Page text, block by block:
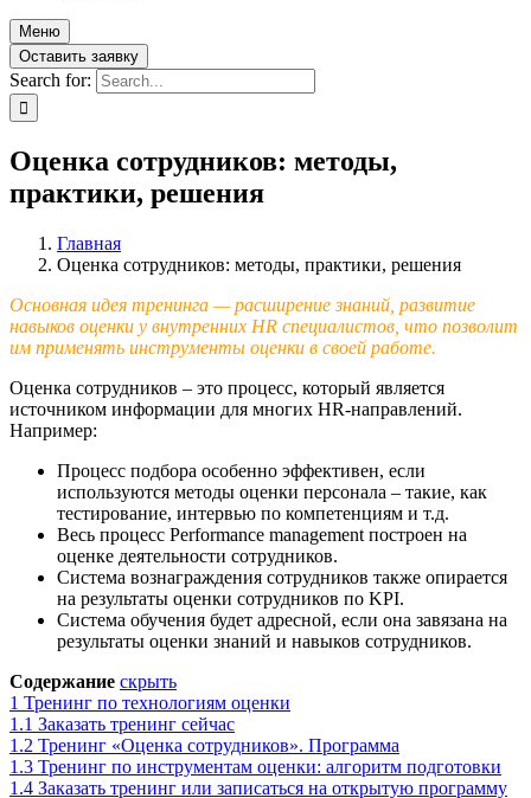
Меню
Оставить заявку
Search for:
Оценка сотрудников: методы,
практики, решения
Главная
Оценка сотрудников: методы, практики, решения
Основная идея тренинга — расширение знаний, развитие
навыков оценки у внутренних HR специалистов, что позволит
им применять инструменты оценки в своей работе.
Оценка сотрудников – это процесс, который является
источником информации для многих HR-направлений.
Например:
Процесс подбора особенно эффективен, если
используются методы оценки персонала – такие, как
тестирование, интервью по компетенциям и т.д.
Весь процесс Performance management построен на
оценке деятельности сотрудников.
Система вознаграждения сотрудников также опирается
на результаты оценки сотрудников по KPI.
Система обучения будет адресной, если она завязана на
результаты оценки знаний и навыков сотрудников.
Содержание скрыть
1 Тренинг по технологиям оценки
1.1 Заказать тренинг сейчас
1.2 Тренинг «Оценка сотрудников». Программа
1.3 Тренинг по инструментам оценки: алгоритм подготовки
1.4 Заказать тренинг или записаться на открытую программу